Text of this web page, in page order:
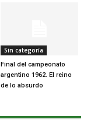
Sin categoría
Final del campeonato
argentino 1962. El reino
de lo absurdo